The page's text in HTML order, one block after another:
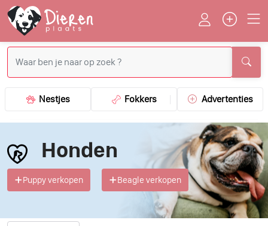
Nestjes Fokkers Advertenties
Honden
Puppy verkopen Beagle verkopen